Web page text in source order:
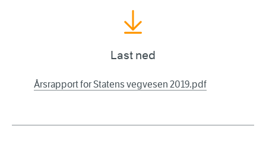
Last ned
Årsrapport for Statens vegvesen 2019.pdf